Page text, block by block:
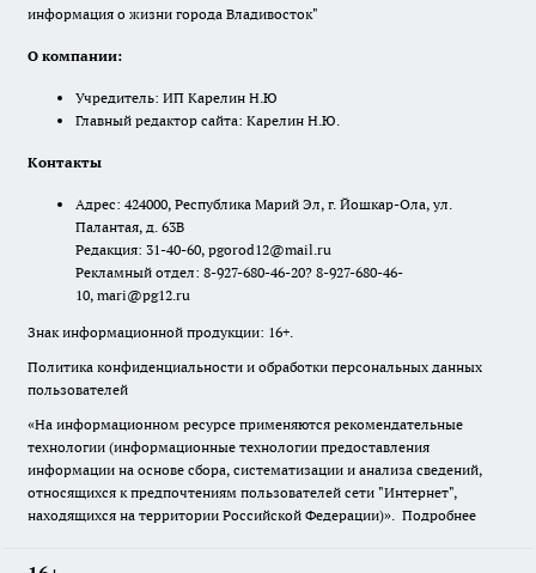
информация о жизни города Владивосток"
О компании:
Учредитель: ИП Карелин Н.Ю
Главный редактор сайта: Карелин Н.Ю.
Контакты
Адрес: 424000, Республика Марий Эл, г. Йошкар-Ола, ул.
Палантая, д. 63В
Редакция: 31-40-60, pgorod12@mail.ru
Рекламный отдел: 8-927-680-46-20? 8-927-680-46-
10, mari@pg12.ru
Знак информационной продукции: 16+.
Политика конфиденциальности и обработки персональных данных
пользователей
«На информационном ресурсе применяются рекомендательные
технологии (информационные технологии предоставления
информации на основе сбора, систематизации и анализа сведений,
относящихся к предпочтениям пользователей сети "Интернет",
находящихся на территории Российской Федерации)». Подробнее